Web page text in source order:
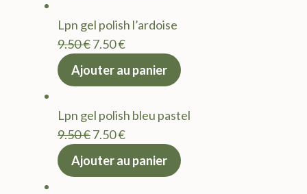
9.50 €.7.50 €.
Lpn gel polish l’ardoise
9.50€Le
prix
9.50 €.
7.50€Le
actuel
7.50 €.
Ajouter au panier
Lpn gel polish bleu pastel
9.50€Le
prix
7.50€Le
actuel
Ajouter au panier